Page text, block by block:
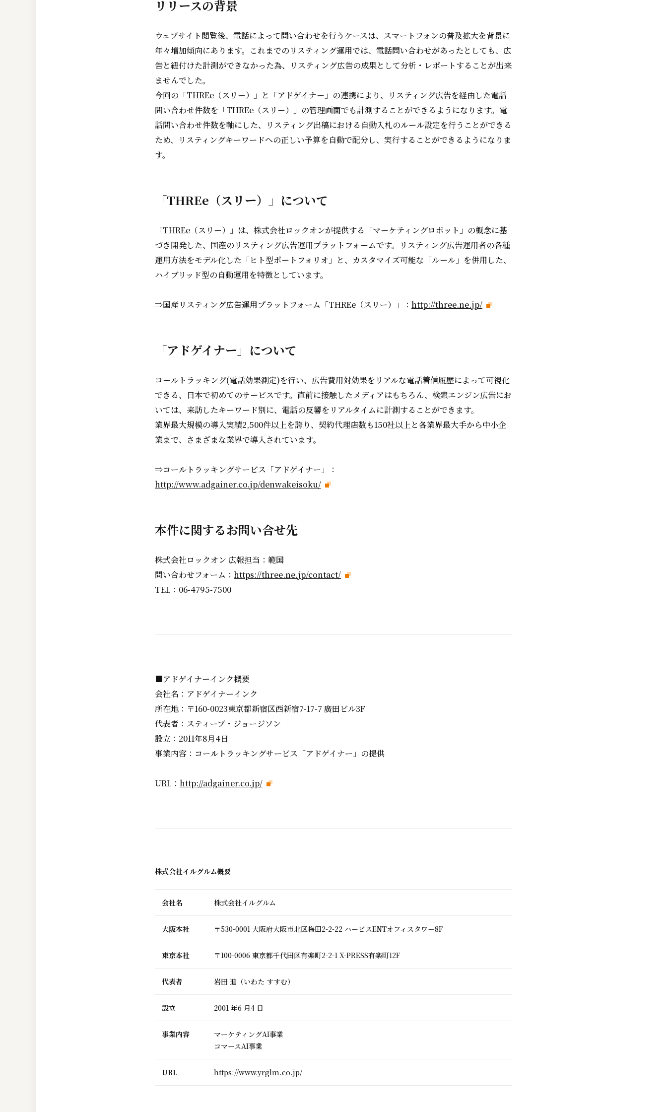
リリースの背景
ウェブサイト閲覧後、電話によって問い合わせを行うケースは、スマートフォンの普及拡大を背景に
年々増加傾向にあります。これまでのリスティング運用では、電話問い合わせがあったとしても、広
告と紐付けた計測ができなかった為、リスティング広告の成果として分析・レポートすることが出来
ませんでした。
今回の「THREe（スリー）」と「アドゲイナー」の連携により、リスティング広告を経由した電話
問い合わせ件数を「THREe（スリー）」の管理画面でも計測することができるようになります。電
話問い合わせ件数を軸にした、リスティング出稿における自動入札のルール設定を行うことができる
ため、リスティングキーワードへの正しい予算を自動で配分し、実行することができるようになりま
す。
「THREe（スリー）」について
「THREe（スリー）」は、株式会社ロックオンが提供する「マーケティングロボット」の概念に基
づき開発した、国産のリスティング広告運用プラットフォームです。リスティング広告運用者の各種
運用方法をモデル化した「ヒト型ポートフォリオ」と、カスタマイズ可能な「ルール」を併用した、
ハイブリッド型の自動運用を特徴としています。
⇒国産リスティング広告運用プラットフォーム「THREe（スリー）」： http://three.ne.jp/
「アドゲイナー」について
コールトラッキング(電話効果測定)を行い、広告費用対効果をリアルな電話着信履歴によって可視化
できる、日本で初めてのサービスです。直前に接触したメディアはもちろん、検索エンジン広告にお
いては、来訪したキーワード別に、電話の反響をリアルタイムに計測することができます。
業界最大規模の導入実績2,500件以上を誇り、契約代理店数も150社以上と各業界最大手から中小企
業まで、さまざまな業界で導入されています。
⇒コールトラッキングサービス「アドゲイナー」：
http://www.adgainer.co.jp/denwakeisoku/
本件に関するお問い合せ先
株式会社ロックオン 広報担当：範国
問い合わせフォーム： https://three.ne.jp/contact/
TEL：06-4795-7500
■アドゲイナーインク概要
会社名：アドゲイナーインク
所在地：〒160-0023東京都新宿区西新宿7-17-7 廣田ビル3F
代表者：スティーブ・ジョージソン
設立：2011年8月4日
事業内容：コールトラッキングサービス「アドゲイナー」の提供
URL： http://adgainer.co.jp/
株式会社イルグルム概要
会社名 株式会社イルグルム
大阪本社 〒530-0001 大阪府大阪市北区梅田2-2-22 ハービスENTオフィスタワー8F
東京本社 〒100-0006 東京都千代田区有楽町2-2-1 X-PRESS有楽町12F
代表者 岩田 進（いわた すすむ）
設立 2001 年6 月4 日
事業内容
マーケティングAI事業
コマースAI事業
URL https://www.yrglm.co.jp/